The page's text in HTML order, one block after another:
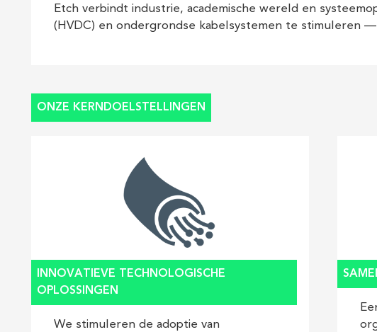
Etch verbindt industrie, academische wereld en
(HVDC) en ondergrondse kabelsystemen te stimuleren
ONZE KERNDOELSTELLINGEN
INNOVATIEVE TECHNOLOGISCHE
OPLOSSINGEN
We stimuleren de adoptie van